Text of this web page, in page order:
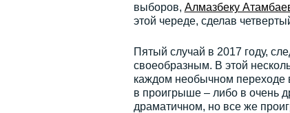
выборов, Алмазбеку
этой череде, сделав
Пятый случай в 2017 году,
своеобразным. В этой
каждом необычном переходе
в проигрыше – либо в очень
драматичном, но все же